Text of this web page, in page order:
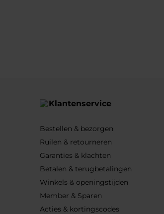
Klantenservice
Bestellen & bezorgen
Ruilen & retourneren
Garanties & klachten
Betalen & terugbetalingen
Winkels & openingstijden
Member & Sparen
Acties & kortingscodes